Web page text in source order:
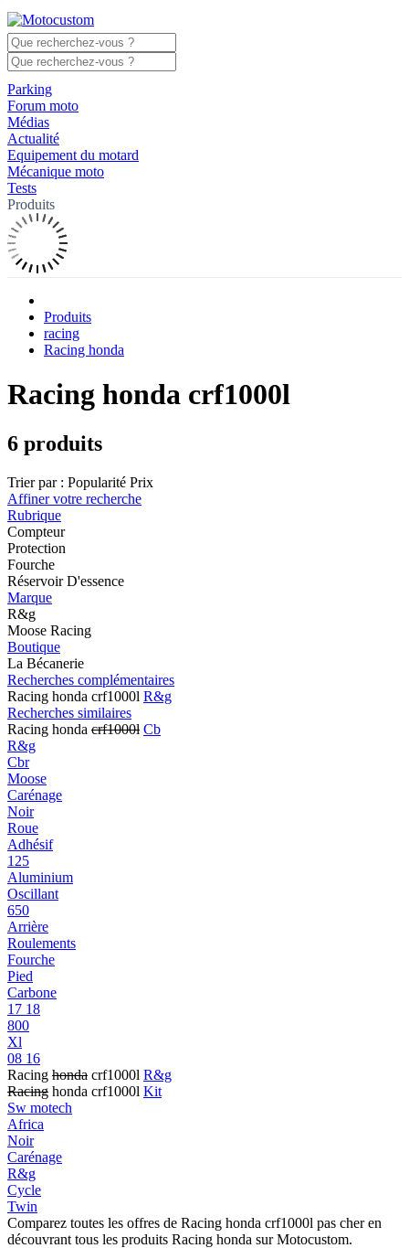
Parking
Forum moto
Médias
Actualité
Equipement du motard
Mécanique moto
Tests
Produits
Produits
racing
Racing honda
Racing honda crf1000l
6 produits
Trier par : Popularité Prix
Affiner votre recherche
Rubrique
Compteur
Protection
Fourche
Réservoir D'essence
Marque
R&g
Moose Racing
Boutique
La Bécanerie
Recherches complémentaires
Racing honda crf1000l R&g
Recherches similaires
Racing honda crf1000l Cb
R&g
Cbr
Moose
Carénage
Noir
Roue
Adhésif
125
Aluminium
Oscillant
650
Arrière
Roulements
Fourche
Pied
Carbone
17 18
800
Xl
08 16
Racing honda crf1000l R&g
Racing honda crf1000l Kit
Sw motech
Africa
Noir
Carénage
R&g
Cycle
Twin
Comparez toutes les offres de Racing honda crf1000l pas cher en
découvrant tous les produits Racing honda sur Motocustom.